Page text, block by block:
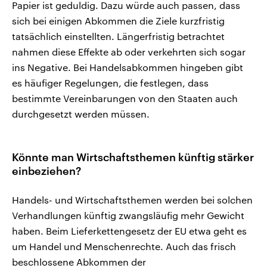
Papier ist geduldig. Dazu würde auch passen, dass
sich bei einigen Abkommen die Ziele kurzfristig
tatsächlich einstellten. Längerfristig betrachtet
nahmen diese Effekte ab oder verkehrten sich sogar
ins Negative. Bei Handelsabkommen hingeben gibt
es häufiger Regelungen, die festlegen, dass
bestimmte Vereinbarungen von den Staaten auch
durchgesetzt werden müssen.
Könnte man Wirtschaftsthemen künftig stärker
einbeziehen?
Handels- und Wirtschaftsthemen werden bei solchen
Verhandlungen künftig zwangsläufig mehr Gewicht
haben. Beim Lieferkettengesetz der EU etwa geht es
um Handel und Menschenrechte. Auch das frisch
beschlossene Abkommen der